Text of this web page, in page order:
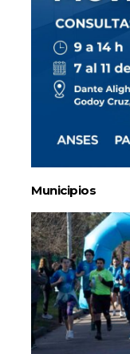
Municipios